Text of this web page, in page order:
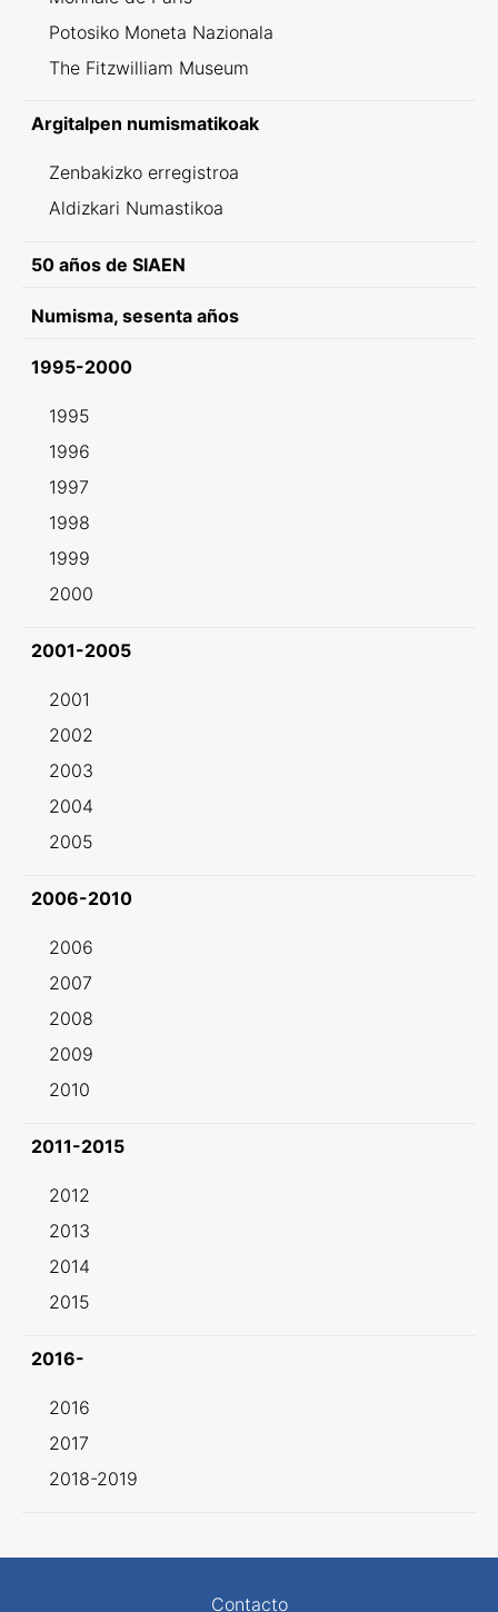
Potosiko Moneta Nazionala
The Fitzwilliam Museum
Argitalpen numismatikoak
Zenbakizko erregistroa
Aldizkari Numastikoa
50 años de SIAEN
Numisma, sesenta años
1995-2000
1995
1996
1997
1998
1999
2000
2001-2005
2001
2002
2003
2004
2005
2006-2010
2006
2007
2008
2009
2010
2011-2015
2012
2013
2014
2015
2016-
2016
2017
2018-2019
Contacto